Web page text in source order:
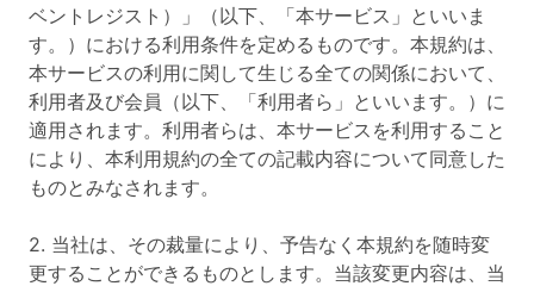
ベントレジスト）」（以下、「本サービス」といいま
す。）における利用条件を定めるものです。本規約は、
本サービスの利用に関して生じる全ての関係において、
利用者及び会員（以下、「利用者ら」といいます。）に
適用されます。利用者らは、本サービスを利用すること
により、本利用規約の全ての記載内容について同意した
ものとみなされます。
2. 当社は、その裁量により、予告なく本規約を随時変
更することができるものとします。当該変更内容は、当